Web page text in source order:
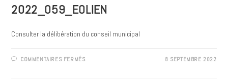
2026
2022_059_EOLIEN
Consulter la délibération du conseil municipal
COMMENTAIRES FERMÉSSUR 8 SEPTEMBRE 2022